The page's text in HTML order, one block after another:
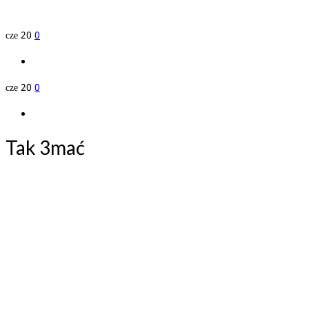
cze20 0
cze20 0
Tak 3mać